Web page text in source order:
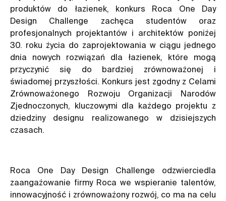
produktów do łazienek, konkurs Roca One Day
Design Challenge zachęca studentów oraz
profesjonalnych projektantów i architektów poniżej
30. roku życia do zaprojektowania w ciągu jednego
dnia nowych rozwiązań dla łazienek, które mogą
przyczynić się do bardziej zrównoważonej i
świadomej przyszłości. Konkurs jest zgodny z Celami
Zrównoważonego Rozwoju Organizacji Narodów
Zjednoczonych, kluczowymi dla każdego projektu z
dziedziny designu realizowanego w dzisiejszych
czasach.
Roca One Day Design Challenge odzwierciedla
zaangażowanie firmy Roca we wspieranie talentów,
innowacyjność i zrównoważony rozwój, co ma na celu